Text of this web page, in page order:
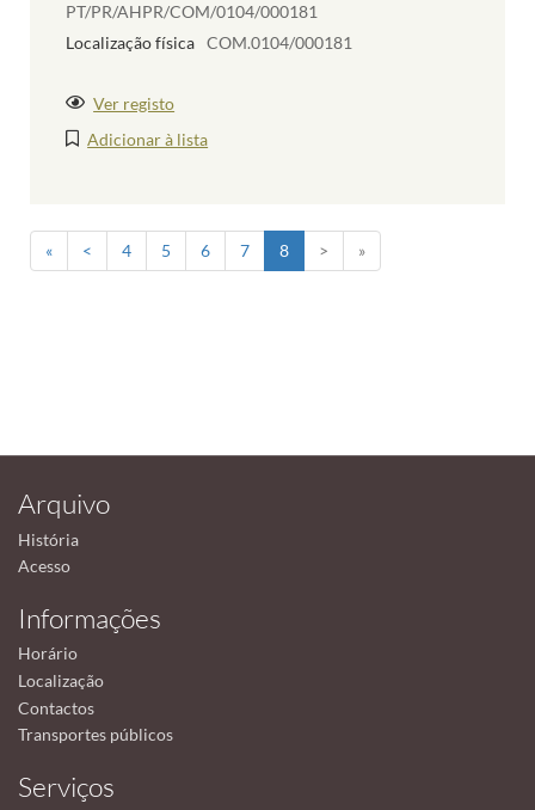
PT/PR/AHPR/COM/0104/000181
Localização física COM.0104/000181
Ver registo
Adicionar à lista
« < 4 5 6 7 8 > »
Arquivo
História
Acesso
Informações
Horário
Localização
Contactos
Transportes públicos
Serviços